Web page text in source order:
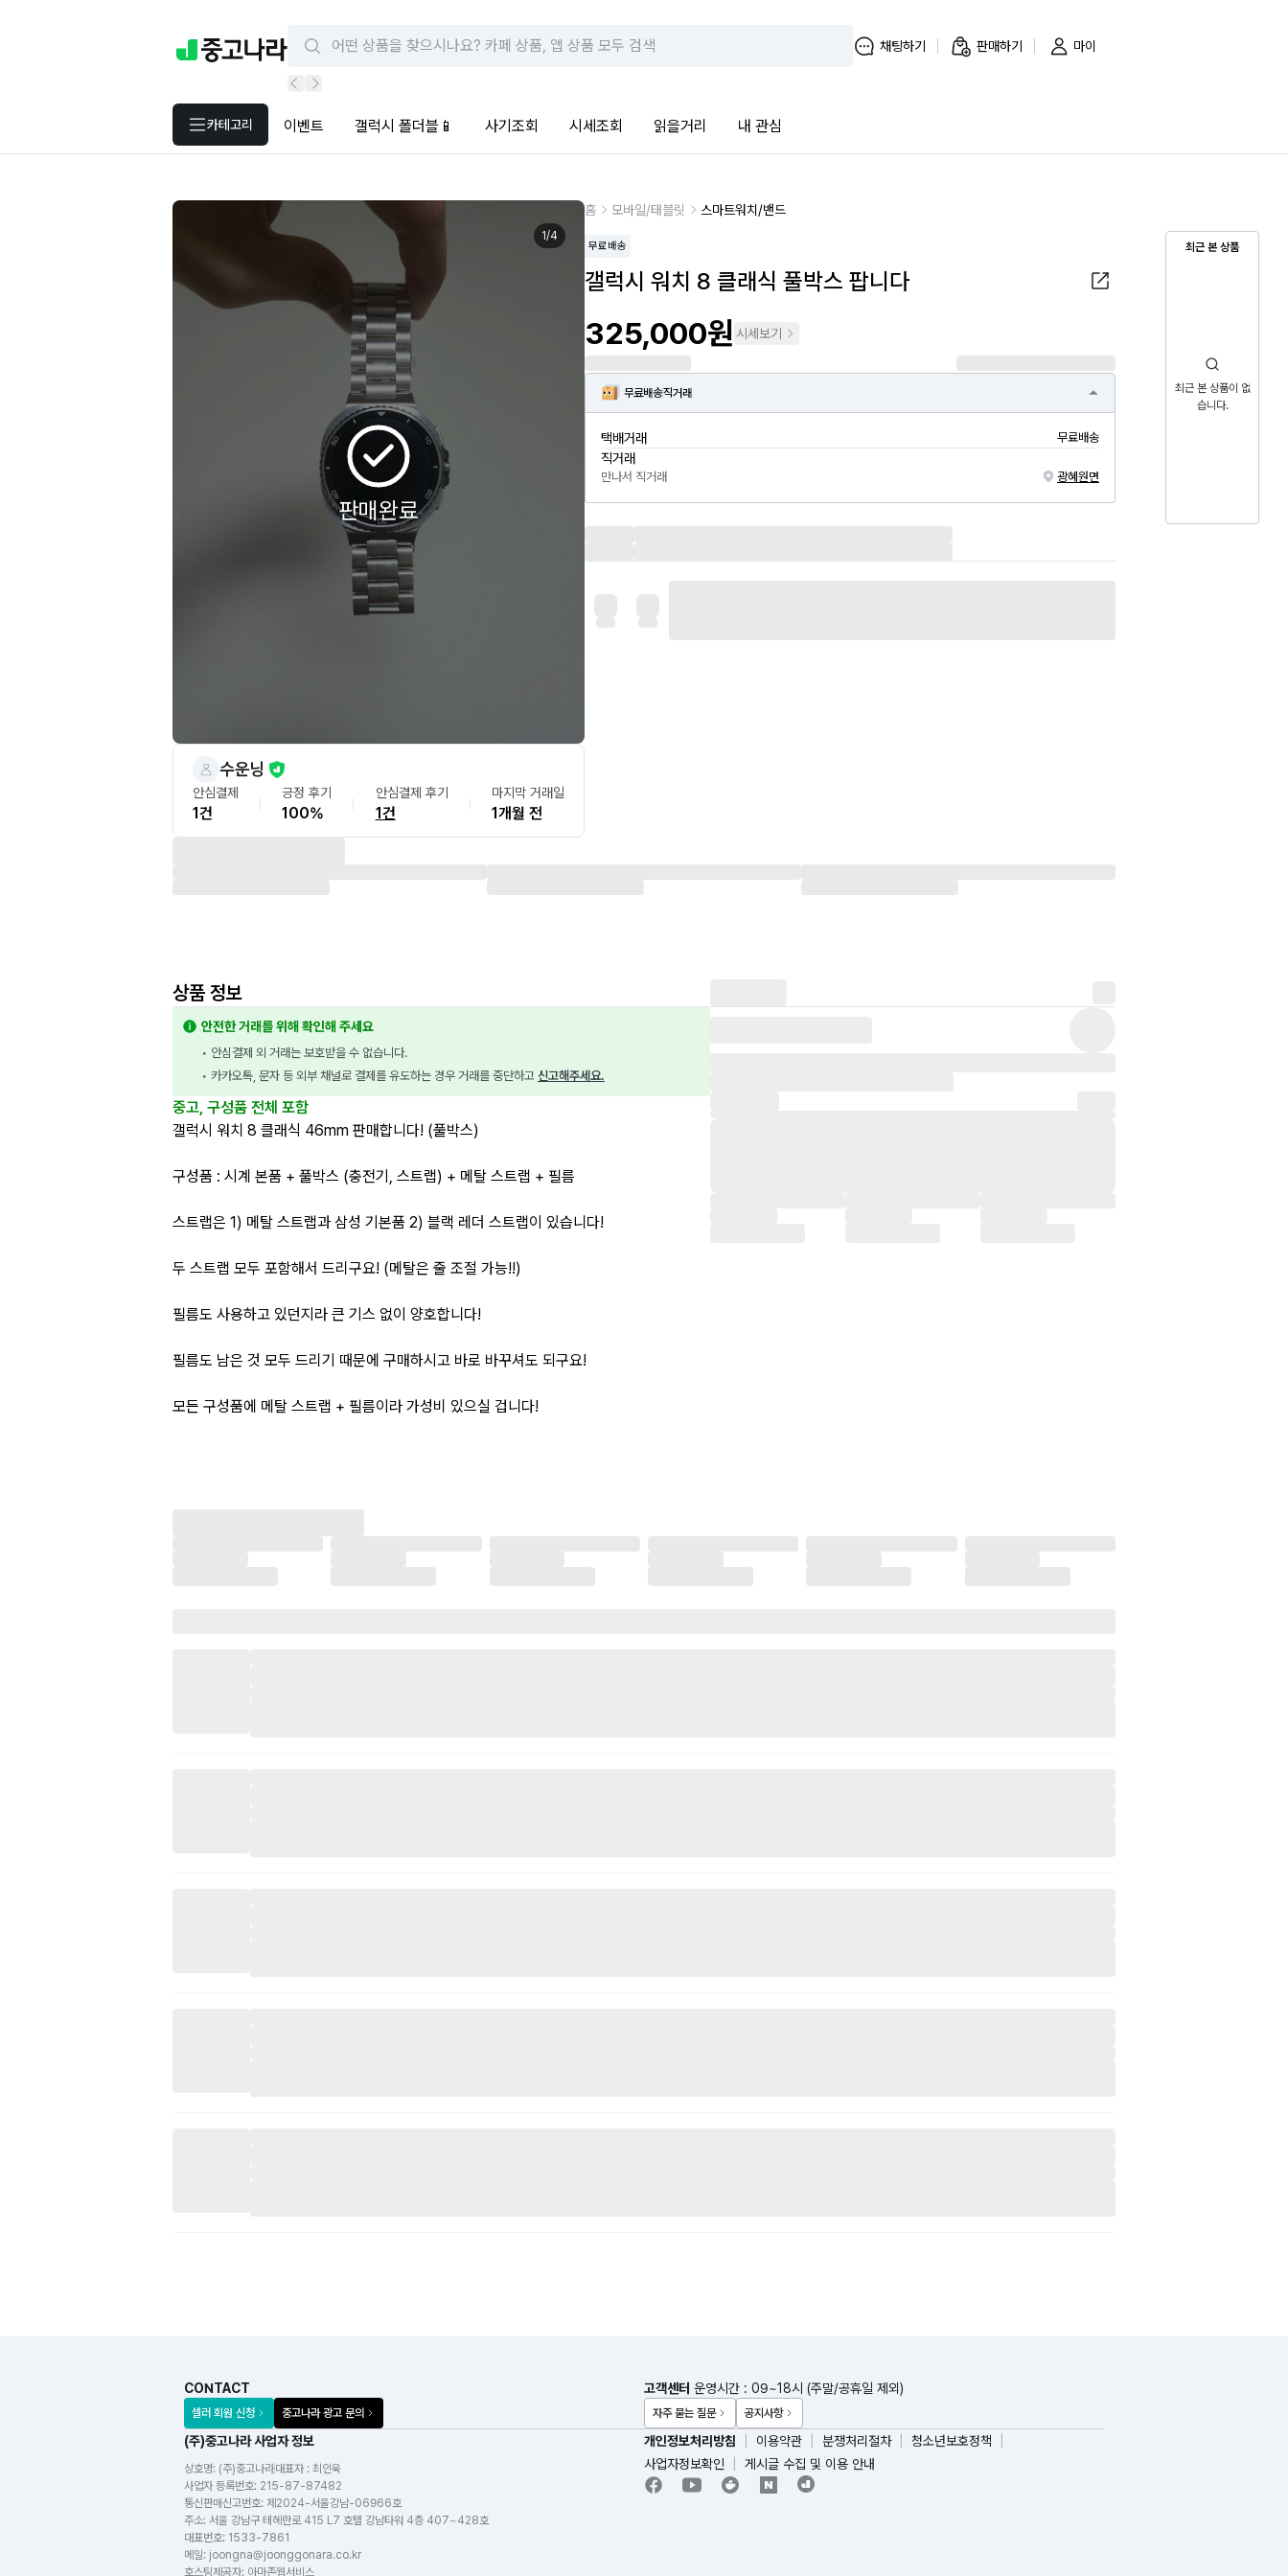
채팅하기 판매하기 마이
카테고리 이벤트 갤럭시 폴더블📱 사기조회 시세조회 읽을거리 내 관심
최근 본 상품
최근 본 상품이 없
습니다.
판매완료
1/4
수운닝
안심결제
1건
긍정 후기
100%
안심결제 후기
1건
마지막 거래일
1개월 전
홈 모바일/태블릿 스마트워치/밴드
무료배송
갤럭시 워치 8 클래식 풀박스 팝니다
325,000원 시세보기
무료배송직거래
택배거래 무료배송
직거래
만나서 직거래 광혜원면
상품 정보
안전한 거래를 위해 확인해 주세요
• 안심결제 외 거래는 보호받을 수 없습니다.
• 카카오톡, 문자 등 외부 채널로 결제를 유도하는 경우 거래를 중단하고 신고해주세요.
중고, 구성품 전체 포함
갤럭시 워치 8 클래식 46mm 판매합니다! (풀박스)
구성품 : 시계 본품 + 풀박스 (충전기, 스트랩) + 메탈 스트랩 + 필름
스트랩은 1) 메탈 스트랩과 삼성 기본품 2) 블랙 레더 스트랩이 있습니다!
두 스트랩 모두 포함해서 드리구요! (메탈은 줄 조절 가능!!)
필름도 사용하고 있던지라 큰 기스 없이 양호합니다!
필름도 남은 것 모두 드리기 때문에 구매하시고 바로 바꾸셔도 되구요!
모든 구성품에 메탈 스트랩 + 필름이라 가성비 있으실 겁니다!
CONTACT
셀러 회원 신청 중고나라 광고 문의
(주)중고나라 사업자 정보
상호명: (주)중고나라대표자 : 최인욱
사업자 등록번호: 215-87-87482
통신판매신고번호: 제2024-서울강남-06966호
주소: 서울 강남구 테헤란로 415 L7 호텔 강남타워 4층 407~428호
대표번호: 1533-7861
메일: joongna@joonggonara.co.kr
호스팅제공자: 아마존웹서비스
고객센터 운영시간 : 09~18시 (주말/공휴일 제외)
자주 묻는 질문 공지사항
개인정보처리방침 이용약관 분쟁처리절차
청소년보호정책
사업자정보확인
게시글 수집 및 이용 안내